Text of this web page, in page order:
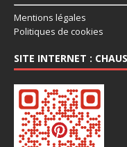
Mentions légales
Politiques de cookies
SITE INTERNET :